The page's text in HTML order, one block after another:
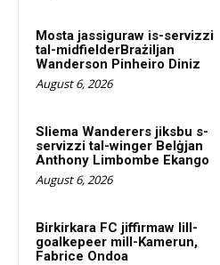
Mosta jassiguraw is-servizzi
tal-midfielderBrażiljan
Wanderson Pinheiro Diniz
August 6, 2026
Sliema Wanderers jiksbu s-
servizzi tal-winger Belġjan
Anthony Limbombe Ekango
August 6, 2026
Birkirkara FC jiffirmaw lill-
goalkepeer mill-Kamerun,
Fabrice Ondoa